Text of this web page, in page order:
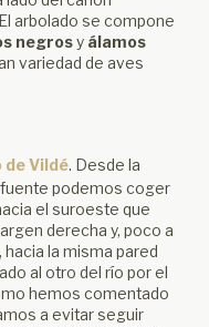
arbolado se compone
negrosy álamos
variedad de aves
de Vildé. Desde la
fuente podemos coger
el suroeste que
derecha y, poco a
la misma pared
al otro del río por el
hemos comentado
a evitar seguir